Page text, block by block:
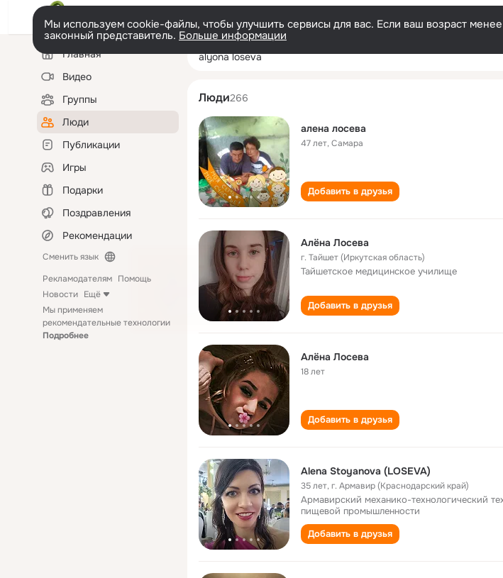
Мы используем cookie-файлы, чтобы улучшить сервисы для вас. Если ваш возраст
законный представитель. Больше информации
Левая
колонкаГлавная
Видео
Группы
Люди
Публикации
Игры
Подарки
Поздравления
Рекомендации
Сменить язык
Рекламодателям Помощь
Новости Ещё
Мы применяем
рекомендательные технологии
Подробнее
alyona loseva
Люди266
алена лосева
47 лет,Самара
Добавить в друзья
Алёна Лосева
г. Тайшет (Иркутская область)
Тайшетское медицинское училище
Добавить в друзья
Алёна Лосева
18 лет
Добавить в друзья
Alena Stoyanova (LOSEVA)
35 лет,г. Армавир (Краснодарский край)
Армавирский механико-технологический
пищевой промышленности
Добавить в друзья